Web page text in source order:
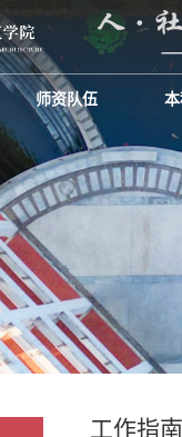
师资队伍
工作指南